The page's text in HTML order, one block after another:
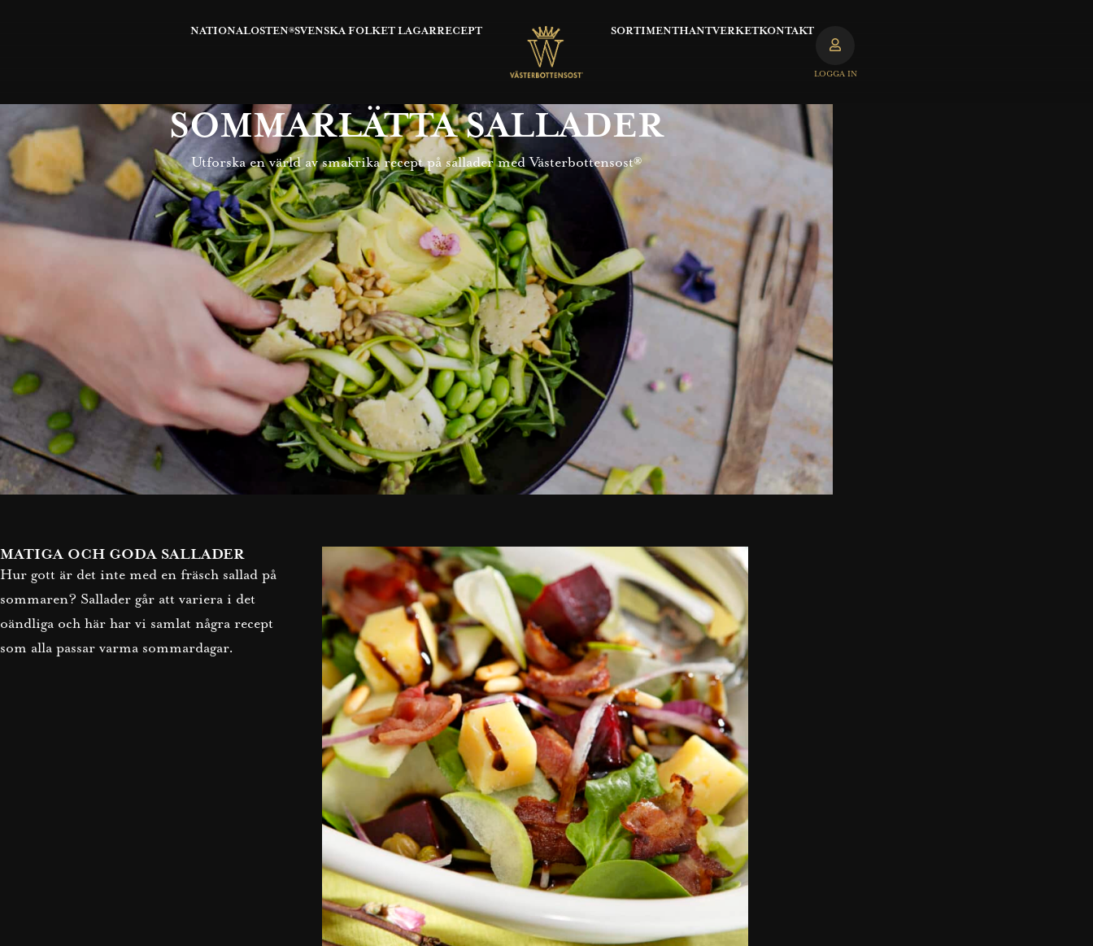
RECEPT
SVENSKA FOLKET LAGAR
NATIONALOSTEN® SORTIMENTHANTVERKETKONTAKT
LOGGA IN
SOMMARLÄTTA SALLADER
Utforska en värld av smakrika recept på sallader med Västerbottensost®
MATIGA OCH GODA SALLADER
Hur gott är det inte med en fräsch sallad på
sommaren? Sallader går att variera i det
oändliga och här har vi samlat några recept
som alla passar varma sommardagar.